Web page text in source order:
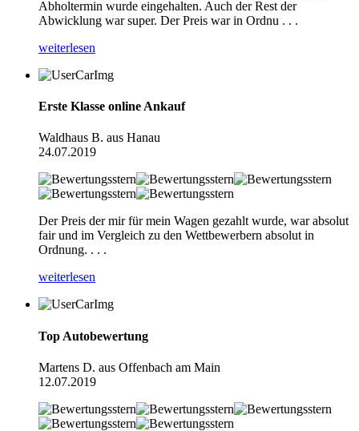
Abholtermin wurde eingehalten. Auch der Rest der
Abwicklung war super. Der Preis war in Ordnu . . .
weiterlesen
Erste Klasse online Ankauf
Waldhaus B. aus Hanau
24.07.2019
Der Preis der mir für mein Wagen gezahlt wurde, war absolut
fair und im Vergleich zu den Wettbewerbern absolut in
Ordnung. . . .
weiterlesen
Top Autobewertung
Martens D. aus Offenbach am Main
12.07.2019